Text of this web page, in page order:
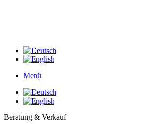
Menü
Beratung & Verkauf